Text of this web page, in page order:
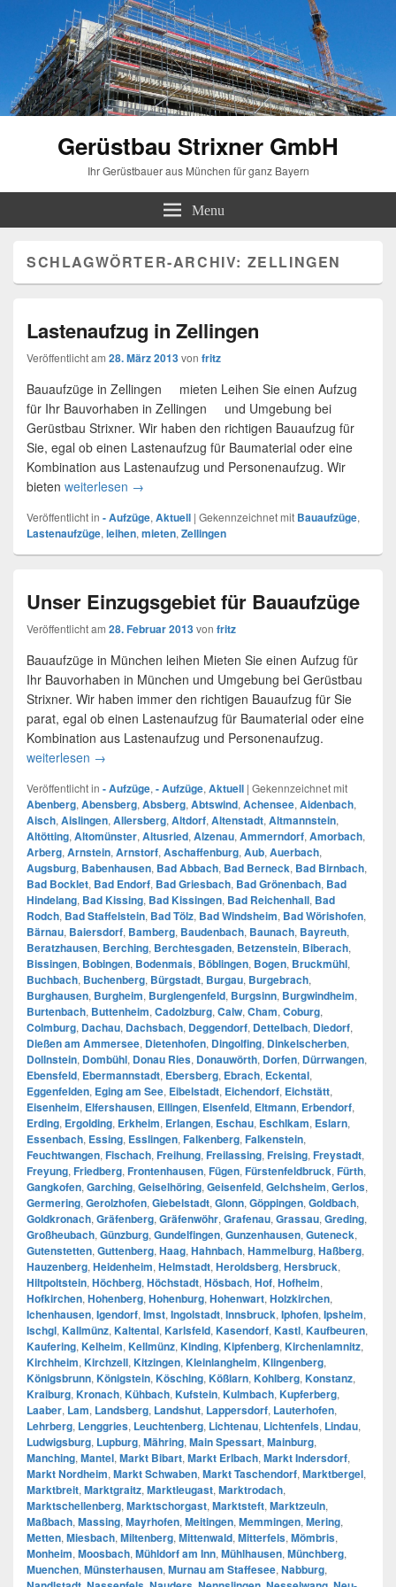
Gerüstbau Strixner GmbH
Ihr Gerüstbauer aus München für ganz Bayern
Menu
SCHLAGWÖRTER-ARCHIV: ZELLINGEN
Lastenaufzug in Zellingen
Veröffentlicht am 28. März 2013von fritz
Bauaufzüge in Zellingen mieten Leihen Sie einen Aufzug
für Ihr Bauvorhaben in Zellingen und Umgebung bei
Gerüstbau Strixner. Wir haben den richtigen Bauaufzug für
Sie, egal ob einen Lastenaufzug für Baumaterial oder eine
Kombination aus Lastenaufzug und Personenaufzug. Wir
bieten weiterlesen Lastenaufzug in Zellingen
→
Veröffentlicht in - Aufzüge, Aktuell | Gekennzeichnet mit Bauaufzüge,
Lastenaufzüge, leihen, mieten, Zellingen
Unser Einzugsgebiet für Bauaufzüge
Veröffentlicht am 28. Februar 2013von fritz
Bauaufzüge in München leihen Mieten Sie einen Aufzug für
Ihr Bauvorhaben in München und Umgebung bei Gerüstbau
Strixner. Wir haben immer den richtigen Bauaufzug für Sie
parat, egal ob einen Lastenaufzug für Baumaterial oder eine
Kombination aus Lastenaufzug und Personenaufzug.
weiterlesen Unser Einzugsgebiet für Bauaufzüge
→
Veröffentlicht in - Aufzüge, - Aufzüge, Aktuell | Gekennzeichnet mit
Abenberg, Abensberg, Absberg, Abtswind, Achensee, Aidenbach,
Aisch, Aislingen, Allersberg, Altdorf, Altenstadt, Altmannstein,
Altötting, Altomünster, Altusried, Alzenau, Ammerndorf, Amorbach,
Arberg, Arnstein, Arnstorf, Aschaffenburg, Aub, Auerbach,
Augsburg, Babenhausen, Bad Abbach, Bad Berneck, Bad Birnbach,
Bad Bocklet, Bad Endorf, Bad Griesbach, Bad Grönenbach, Bad
Hindelang, Bad Kissing, Bad Kissingen, Bad Reichenhall, Bad
Rodch, Bad Staffelstein, Bad Tölz, Bad Windsheim, Bad Wörishofen,
Bärnau, Baiersdorf, Bamberg, Baudenbach, Baunach, Bayreuth,
Beratzhausen, Berching, Berchtesgaden, Betzenstein, Biberach,
Bissingen, Bobingen, Bodenmais, Böblingen, Bogen, Bruckmühl,
Buchbach, Buchenberg, Bürgstadt, Burgau, Burgebrach,
Burghausen, Burgheim, Burglengenfeld, Burgsinn, Burgwindheim,
Burtenbach, Buttenheim, Cadolzburg, Calw, Cham, Coburg,
Colmburg, Dachau, Dachsbach, Deggendorf, Dettelbach, Diedorf,
Dießen am Ammersee, Dietenhofen, Dingolfing, Dinkelscherben,
Dollnstein, Dombühl, Donau Ries, Donauwörth, Dorfen, Dürrwangen,
Ebensfeld, Ebermannstadt, Ebersberg, Ebrach, Eckental,
Eggenfelden, Eging am See, Eibelstadt, Eichendorf, Eichstätt,
Eisenheim, Elfershausen, Ellingen, Elsenfeld, Eltmann, Erbendorf,
Erding, Ergolding, Erkheim, Erlangen, Eschau, Eschlkam, Eslarn,
Essenbach, Essing, Esslingen, Falkenberg, Falkenstein,
Feuchtwangen, Fischach, Freihung, Freilassing, Freising, Freystadt,
Freyung, Friedberg, Frontenhausen, Fügen, Fürstenfeldbruck, Fürth,
Gangkofen, Garching, Geiselhöring, Geisenfeld, Gelchsheim, Gerlos,
Germering, Gerolzhofen, Giebelstadt, Glonn, Göppingen, Goldbach,
Goldkronach, Gräfenberg, Gräfenwöhr, Grafenau, Grassau, Greding,
Großheubach, Günzburg, Gundelfingen, Gunzenhausen, Guteneck,
Gutenstetten, Guttenberg, Haag, Hahnbach, Hammelburg, Haßberg,
Hauzenberg, Heidenheim, Helmstadt, Heroldsberg, Hersbruck,
Hiltpoltstein, Höchberg, Höchstadt, Hösbach, Hof, Hofheim,
Hofkirchen, Hohenberg, Hohenburg, Hohenwart, Holzkirchen,
Ichenhausen, Igendorf, Imst, Ingolstadt, Innsbruck, Iphofen, Ipsheim,
Ischgl, Kallmünz, Kaltental, Karlsfeld, Kasendorf, Kastl, Kaufbeuren,
Kaufering, Kelheim, Kellmünz, Kinding, Kipfenberg, Kirchenlamnitz,
Kirchheim, Kirchzell, Kitzingen, Kleinlangheim, Klingenberg,
Königsbrunn, Königstein, Kösching, Kößlarn, Kohlberg, Konstanz,
Kraiburg, Kronach, Kühbach, Kufstein, Kulmbach, Kupferberg,
Laaber, Lam, Landsberg, Landshut, Lappersdorf, Lauterhofen,
Lehrberg, Lenggries, Leuchtenberg, Lichtenau, Lichtenfels, Lindau,
Ludwigsburg, Lupburg, Mähring, Main Spessart, Mainburg,
Manching, Mantel, Markt Bibart, Markt Erlbach, Markt Indersdorf,
Markt Nordheim, Markt Schwaben, Markt Taschendorf, Marktbergel,
Marktbreit, Marktgraitz, Marktleugast, Marktrodach,
Marktschellenberg, Marktschorgast, Marktsteft, Marktzeuln,
Maßbach, Massing, Mayrhofen, Meitingen, Memmingen, Mering,
Metten, Miesbach, Miltenberg, Mittenwald, Mitterfels, Mömbris,
Monheim, Moosbach, Mühldorf am Inn, Mühlhausen, Münchberg,
Muenchen, Münsterhausen, Murnau am Staffesee, Nabburg,